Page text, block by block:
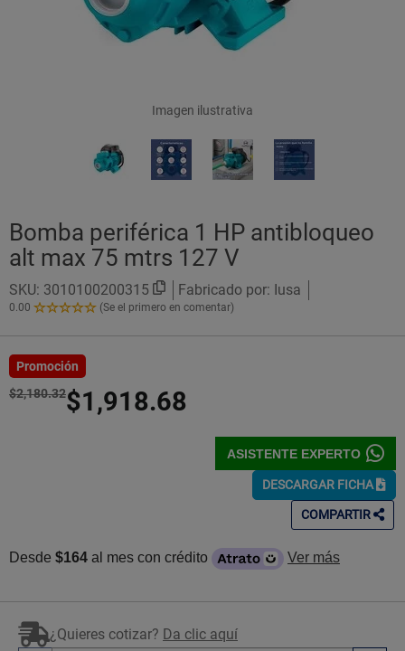
Imagen ilustrativa
Bomba periférica 1 HP antibloqueo
alt max 75 mtrs 127 V
SKU: 3010100200315 Fabricado por: Iusa
0.00
0.00
Estrellas!
(Se el primero en comentar)
Promoción
$2,180.32$1,918.68
ASISTENTE EXPERTO
DESCARGAR FICHA
COMPARTIR
Desde $164 al mes con crédito Ver más
¿Quieres cotizar? Da clic aquí